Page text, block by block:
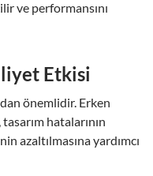
ve performansını
Etkisi
önemlidir. Erken
, tasarım hatalarının
azaltılmasına yardımcı